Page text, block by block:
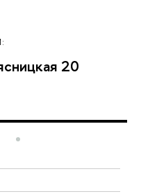
20